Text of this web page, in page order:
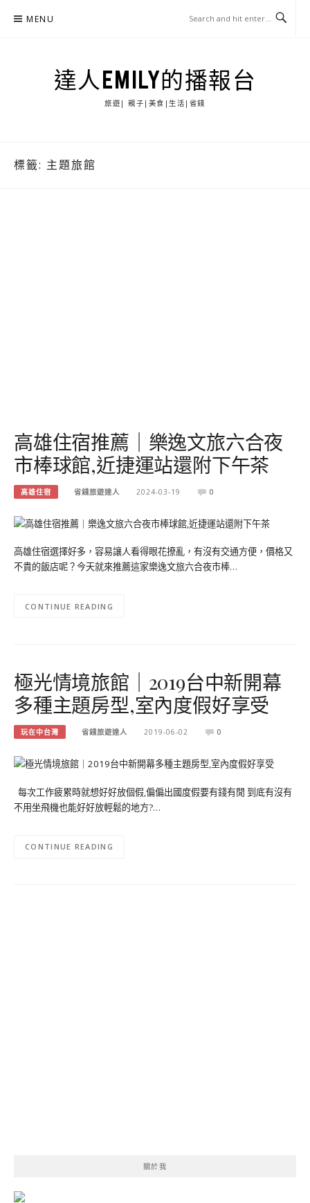
MENU
達人EMILY的播報台
旅遊| 親子|美食|生活|省錢
標籤: 主題旅館
高雄住宿推薦｜樂逸文旅六合夜
市棒球館,近捷運站還附下午茶
高雄住宿 省錢旅遊達人 2024-03-19 0
高雄住宿選擇好多，容易讓人看得眼花撩亂，有沒有交通方便，價格又
不貴的飯店呢？今天就來推薦這家樂逸文旅六合夜市棒…
CONTINUE READING
極光情境旅館｜2019台中新開幕
多種主題房型,室內度假好享受
玩在中台灣 省錢旅遊達人 2019-06-02 0
每次工作疲累時就想好好放個假,偏偏出國度假要有錢有閒 到底有沒有
不用坐飛機也能好好放輕鬆的地方?…
CONTINUE READING
關於我